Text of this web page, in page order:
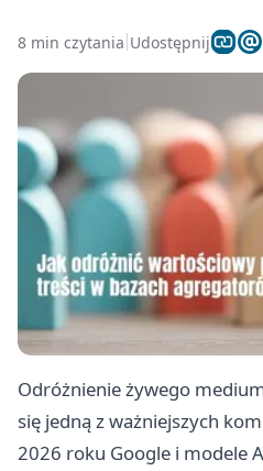
8 min czytania Udostępnij
Odróżnienie żywego
się jedną z ważniejszych
2026 roku Google i modele